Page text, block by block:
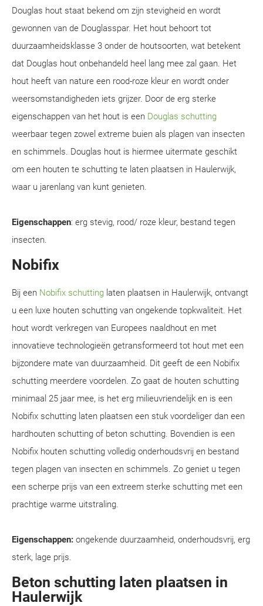
Douglas hout staat bekend om zijn stevigheid en wordt
gewonnen van de Douglasspar. Het hout behoort tot
duurzaamheidsklasse 3 onder de houtsoorten, wat betekent
dat Douglas hout onbehandeld heel lang mee zal gaan. Het
hout heeft van nature een rood-roze kleur en wordt onder
weersomstandigheden iets grijzer. Door de erg sterke
eigenschappen van het hout is een Douglas schutting
weerbaar tegen zowel extreme buien als plagen van insecten
en schimmels. Douglas hout is hiermee uitermate geschikt
om een houten te schutting te laten plaatsen in Haulerwijk,
waar u jarenlang van kunt genieten.
Eigenschappen: erg stevig, rood/ roze kleur, bestand tegen
insecten.
Nobifix
Bij een Nobifix schutting laten plaatsen in Haulerwijk, ontvangt
u een luxe houten schutting van ongekende topkwaliteit. Het
hout wordt verkregen van Europees naaldhout en met
innovatieve technologieën getransformeerd tot hout met een
bijzondere mate van duurzaamheid. Dit geeft de een Nobifix
schutting meerdere voordelen. Zo gaat de houten schutting
minimaal 25 jaar mee, is het erg milieuvriendelijk en is een
Nobifix schutting laten plaatsen een stuk voordeliger dan een
hardhouten schutting of beton schutting. Bovendien is een
Nobifix houten schutting volledig onderhoudsvrij en bestand
tegen plagen van insecten en schimmels. Zo geniet u tegen
een scherpe prijs van een extreem sterke schutting met een
prachtige warme uitstraling.
Eigenschappen: ongekende duurzaamheid, onderhoudsvrij, erg
sterk, lage prijs.
Beton schutting laten plaatsen in
Haulerwijk